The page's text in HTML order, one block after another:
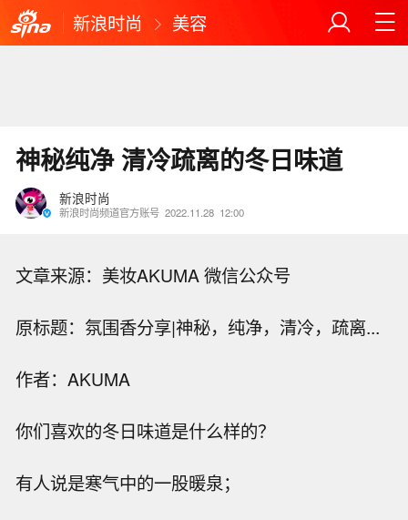
新浪时尚 美容
神秘纯净 清冷疏离的冬日味道
新浪时尚
新浪时尚频道官方账号 2022.11.28 12:00
文章来源：美妆AKUMA 微信公众号
原标题：氛围香分享|神秘，纯净，清冷，疏离...
作者：AKUMA
你们喜欢的冬日味道是什么样的？
有人说是寒气中的一股暖泉；